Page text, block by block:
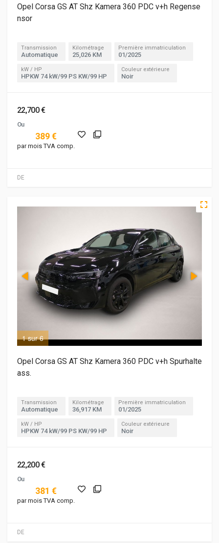
DE
Opel Corsa GS AT Shz Kamera 360 PDC v+h Regense
nsor
Transmission
Automatique
Kilométrage
25,026 KM
Première immatriculation
01/2025
kW / HP
HPKW 74 kW/99 PS KW/99 HP
Couleur extérieure
Noir
22,700 €
Ou
389 €
par mois TVA comp.
1 sur 6
DE
Opel Corsa GS AT Shz Kamera 360 PDC v+h Spurhalte
ass.
Transmission
Automatique
Kilométrage
36,917 KM
Première immatriculation
01/2025
kW / HP
HPKW 74 kW/99 PS KW/99 HP
Couleur extérieure
Noir
22,200 €
Ou
381 €
par mois TVA comp.